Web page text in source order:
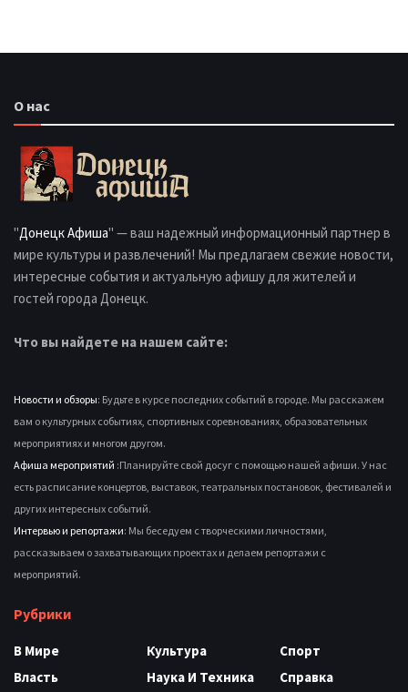
О нас
"Донецк Афиша" — ваш надежный информационный партнер в
мире культуры и развлечений! Мы предлагаем свежие новости,
интересные события и актуальную афишу для жителей и
гостей города Донецк.
Что вы найдете на нашем сайте:
Новости и обзоры: Будьте в курсе последних событий в городе. Мы расскажем
вам о культурных событиях, спортивных соревнованиях, образовательных
мероприятиях и многом другом.
Афиша мероприятий :Планируйте свой досуг с помощью нашей афиши. У нас
есть расписание концертов, выставок, театральных постановок, фестивалей и
других интересных событий.
Интервью и репортажи: Мы беседуем с творческими личностями,
рассказываем о захватывающих проектах и делаем репортажи с
мероприятий.
Рубрики
В Мире
Власть
Культура
Наука И Техника
Спорт
Справка